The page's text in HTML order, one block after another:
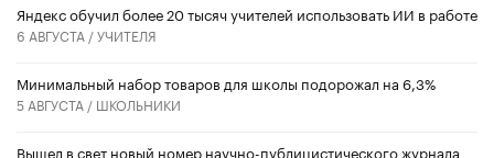
​Яндекс обучил более 20 тысяч учителей использовать ИИ в работе
6 АВГУСТА /УЧИТЕЛЯ
Минимальный набор товаров для школы подорожал на 6,3%
5 АВГУСТА / ШКОЛЬНИКИ
Вышел в свет новый номер научно-публицистического журнала